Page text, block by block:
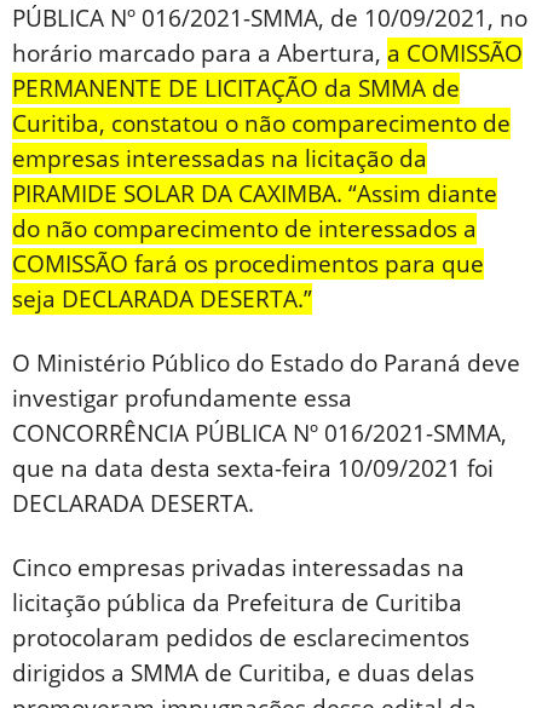
PÚBLICA Nº 016/2021-SMMA, de 10/09/2021, no
horário marcado para a Abertura, a COMISSÃO
PERMANENTE DE LICITAÇÃO da SMMA de
Curitiba, constatou o não comparecimento de
empresas interessadas na licitação da
PIRAMIDE SOLAR DA CAXIMBA. “Assim diante
do não comparecimento de interessados a
COMISSÃO fará os procedimentos para que
seja DECLARADA DESERTA.”
O Ministério Público do Estado do Paraná deve
investigar profundamente essa
CONCORRÊNCIA PÚBLICA Nº 016/2021-SMMA,
que na data desta sexta-feira 10/09/2021 foi
DECLARADA DESERTA.
Cinco empresas privadas interessadas na
licitação pública da Prefeitura de Curitiba
protocolaram pedidos de esclarecimentos
dirigidos a SMMA de Curitiba, e duas delas